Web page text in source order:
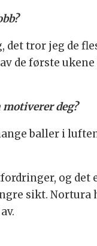
tror jeg de
de første
deg?
baller i
og det
sikt.